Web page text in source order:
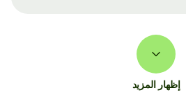
إظهار المزيد